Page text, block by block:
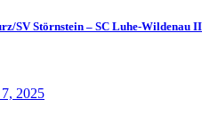
SV Störnstein – SC Luhe-Wildenau II
2025